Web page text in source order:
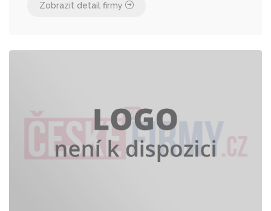
Zobrazit detail firmy